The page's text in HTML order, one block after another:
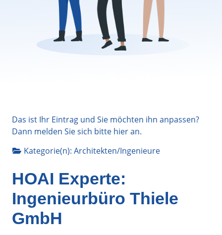
Das ist Ihr Eintrag und Sie möchten ihn anpassen?
Dann melden Sie sich bitte hieran.
Kategorie(n): Architekten/Ingenieure
HOAI Experte:
Ingenieurbüro Thiele
GmbH